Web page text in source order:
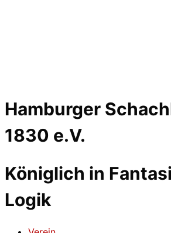
Hamburger
1830 e.V.
Königlich in
Logik